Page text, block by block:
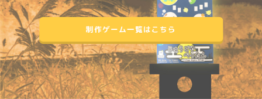
制作ゲーム一覧はこちら